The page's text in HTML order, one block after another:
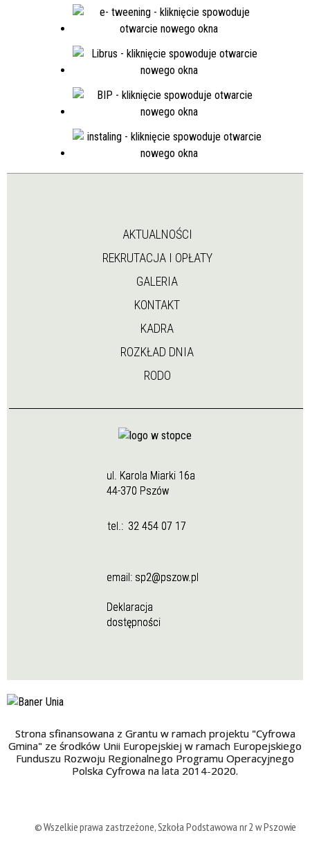
AKTUALNOŚCI
REKRUTACJA I OPŁATY
GALERIA
KONTAKT
KADRA
ROZKŁAD DNIA
RODO
ul. Karola Miarki 16a
44-370 Pszów
tel.: 32 454 07 17
email: sp2@pszow.pl
Deklaracja
dostępności
Strona sfinansowana z Grantu w ramach projektu "Cyfrowa
Gmina" ze środków Unii Europejskiej w ramach Europejskiego
Funduszu Rozwoju Regionalnego Programu Operacyjnego
Polska Cyfrowa na lata 2014-2020.
© Wszelkie prawa zastrzeżone, Szkoła Podstawowa nr 2 w Pszowie